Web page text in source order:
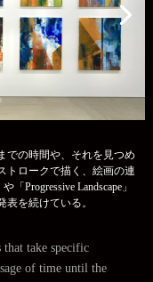
での時間や、それを見つめ
トロークで描く、絵画の連
「Progressive Landscape」
を続けている。
that take specific
of time until the